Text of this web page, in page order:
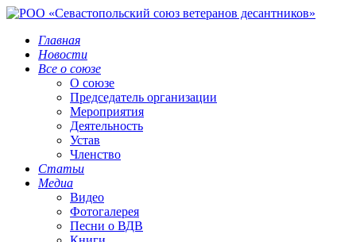
Главная
Новости
Все о союзе
О союзе
Председатель организации
Мероприятия
Деятельность
Устав
Членство
Статьи
Медиа
Видео
Фотогалерея
Песни о ВДВ